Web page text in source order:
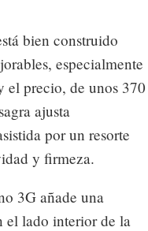
bien construido
especialmente
el precio, de unos 370
ajusta
por un resorte
y firmeza.
3G añade una
el lado interior de la